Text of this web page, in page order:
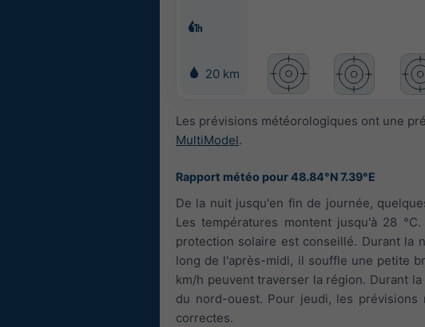
20 km
Les prévisions météorologiques ont une
MultiModel.
Rapport météo pour 48.84°N 7.39°E
De la nuit jusqu'en fin de journée,
Les températures montent jusqu'à 28
protection solaire est conseillé. Durant la
long de l'après-midi, il souffle une petite
km/h peuvent traverser la région. Durant
du nord-ouest. Pour jeudi, les
correctes.